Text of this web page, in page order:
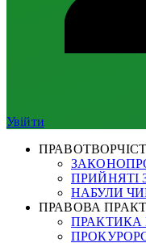
Увійти
ПРИЙНЯТІ
НАБУЛИ
ПРАВОВА
ПРАКТИКА